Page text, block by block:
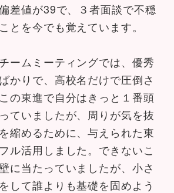
差値が39で、３者面談で不穏
とを今でも覚えています。
ームミーティングでは、優秀
かりで、高校名だけで圧倒さ
の東進で自分はきっと１番頭
ていましたが、周りが気を抜
縮めるために、与えられた東
ル活用しました。できないこ
に当たっていましたが、小さ
して誰よりも基礎を固めよう